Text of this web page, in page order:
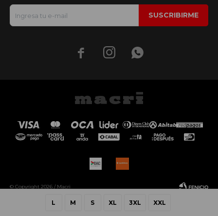
L M S XL 3XL XXL
SUSCRIBIRME
  
© Copyright 2026 / Macri